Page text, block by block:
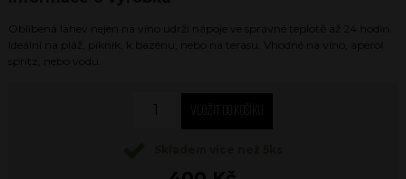
Oblíbená lahev nejen na víno udrží nápoje ve správné teplotě až 24 hodin.
Ideální na pláž, piknik, k bazénu, nebo na terasu. Vhodné na víno, aperol
spritz, nebo vodu.